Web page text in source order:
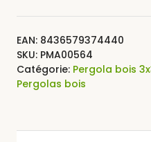
EAN: 8436579374440
SKU: PMA00564
Catégorie: Pergola bois
Pergolas bois